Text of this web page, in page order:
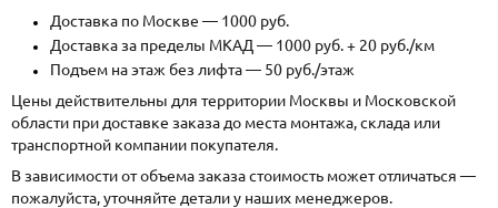
Доставка по Москве — 1000 руб.
Доставка за пределы МКАД — 1000 руб. + 20 руб./км
Подъем на этаж без лифта — 50 руб./этаж
Цены действительны для территории Москвы и Московской
области при доставке заказа до места монтажа, склада или
транспортной компании покупателя.
В зависимости от объема заказа стоимость может отличаться —
пожалуйста, уточняйте детали у наших менеджеров.